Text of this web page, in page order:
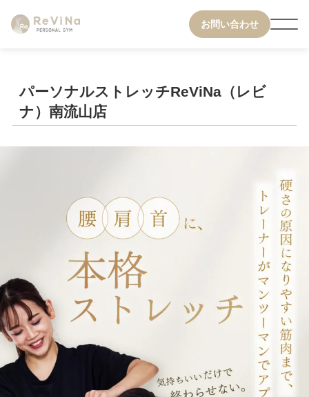
パーソナルストレッチReViNa（レビ
ナ）南流山店
お問い合わせ